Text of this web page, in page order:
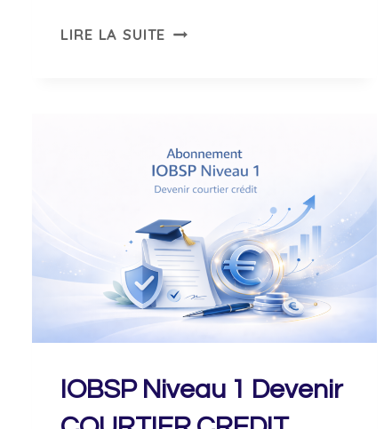
LIRE LA SUITE DDA
–
LE
PLAN
D’ÉPARGNE
SALARIALE
15H
BE
JUHAN
IOBSP Niveau 1 Devenir